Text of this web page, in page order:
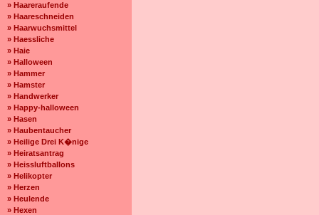
» Haareraufende
» Haareschneiden
» Haarwuchsmittel
» Haessliche
» Haie
» Halloween
» Hammer
» Hamster
» Handwerker
» Happy-halloween
» Hasen
» Haubentaucher
» Heilige Drei K�nige
» Heiratsantrag
» Heissluftballons
» Helikopter
» Herzen
» Heulende
» Hexen